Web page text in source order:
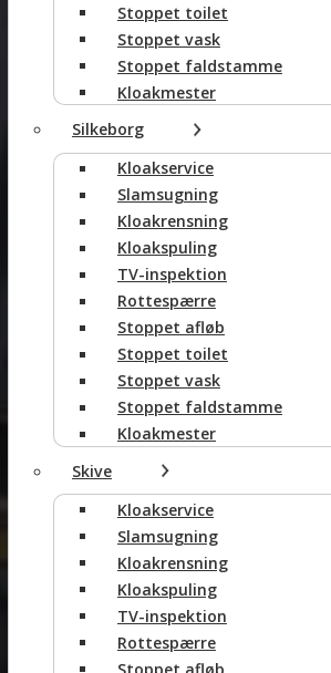
Stoppet toilet
Stoppet vask
Stoppet faldstamme
Kloakmester
Silkeborg
Kloakservice
Slamsugning
Kloakrensning
Kloakspuling
TV-inspektion
Rottespærre
Stoppet afløb
Stoppet toilet
Stoppet vask
Stoppet faldstamme
Kloakmester
Skive
Kloakservice
Slamsugning
Kloakrensning
Kloakspuling
TV-inspektion
Rottespærre
Stoppet afløb
Fjern
Tilføj filer (max 5)